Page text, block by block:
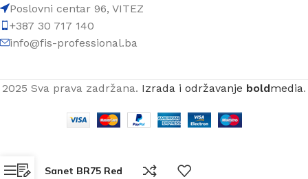
Poslovni centar 96, VITEZ
+387 30 717 140
info@fis-professional.ba
2025 Sva prava zadržana. Izrada i održavanje boldmedia.
Sanet BR75 Red